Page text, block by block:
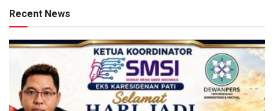
Recent News